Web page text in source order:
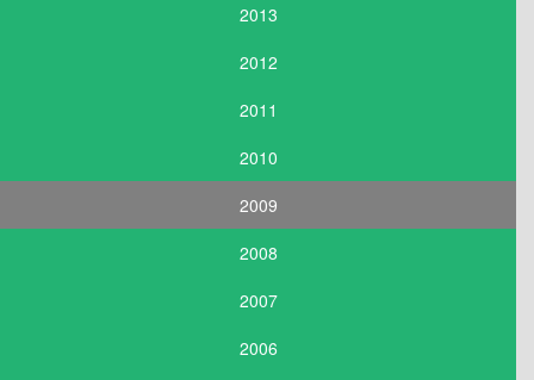
2013
2012
2011
2010
2009
2008
2007
2006